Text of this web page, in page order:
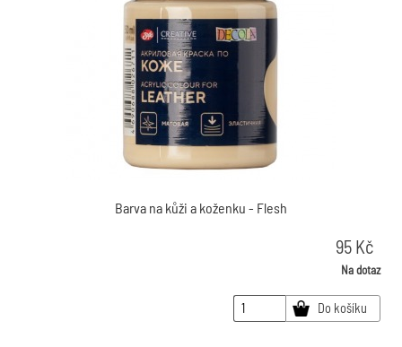
Barva na kůži a koženku - Flesh
95Kč
Na dotaz
Do košíku